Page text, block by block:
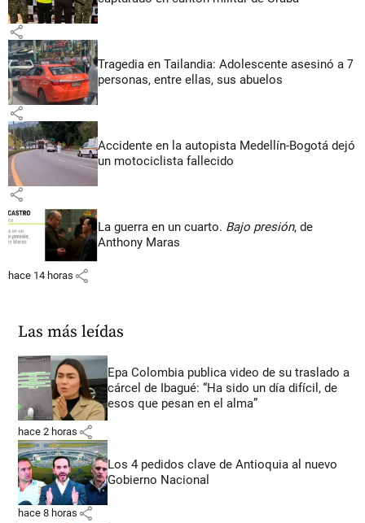
share
Tragedia en Tailandia: Adolescente asesinó a 7
personas, entre ellas, sus abuelos
share
Accidente en la autopista Medellín-Bogotá dejó
un motociclista fallecido
share
La guerra en un cuarto. Bajo presión, de
Anthony Maras
hace 14 horas share
Las más leídas
Epa Colombia publica video de su traslado a
cárcel de Ibagué: “Ha sido un día difícil, de
esos que pesan en el alma”
hace 2 horas share
Los 4 pedidos clave de Antioquia al nuevo
Gobierno Nacional
hace 8 horas share